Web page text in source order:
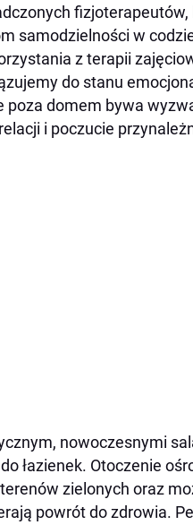
fizjoterapeutów,
samodzielności w
z terapii
do stanu
poza domem bywa
i poczucie
nowoczesnymi
łazienek. Otoczenie
zielonych oraz
powrót do zdrowia.